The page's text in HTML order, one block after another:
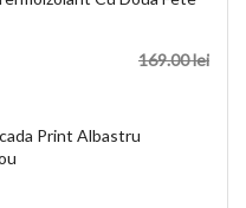
169.00lei
Print Albastru